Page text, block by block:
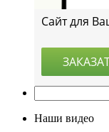
Наши видео